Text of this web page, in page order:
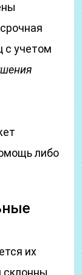
с учетом
либо
их
склонны